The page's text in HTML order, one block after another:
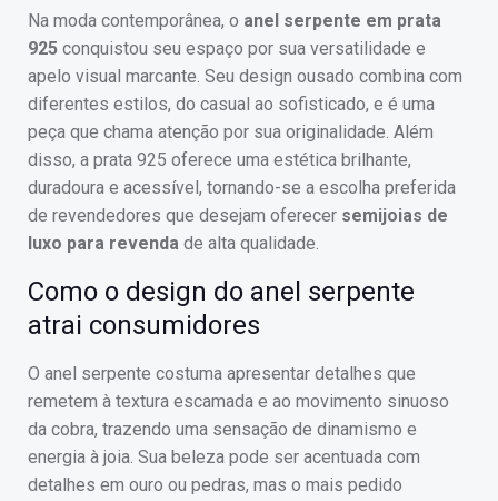
Na moda contemporânea, o anel serpente em prata
925 conquistou seu espaço por sua versatilidade e
apelo visual marcante. Seu design ousado combina com
diferentes estilos, do casual ao sofisticado, e é uma
peça que chama atenção por sua originalidade. Além
disso, a prata 925 oferece uma estética brilhante,
duradoura e acessível, tornando-se a escolha preferida
de revendedores que desejam oferecer semijoias de
luxo para revenda de alta qualidade.
Como o design do anel serpente
atrai consumidores
O anel serpente costuma apresentar detalhes que
remetem à textura escamada e ao movimento sinuoso
da cobra, trazendo uma sensação de dinamismo e
energia à joia. Sua beleza pode ser acentuada com
detalhes em ouro ou pedras, mas o mais pedido